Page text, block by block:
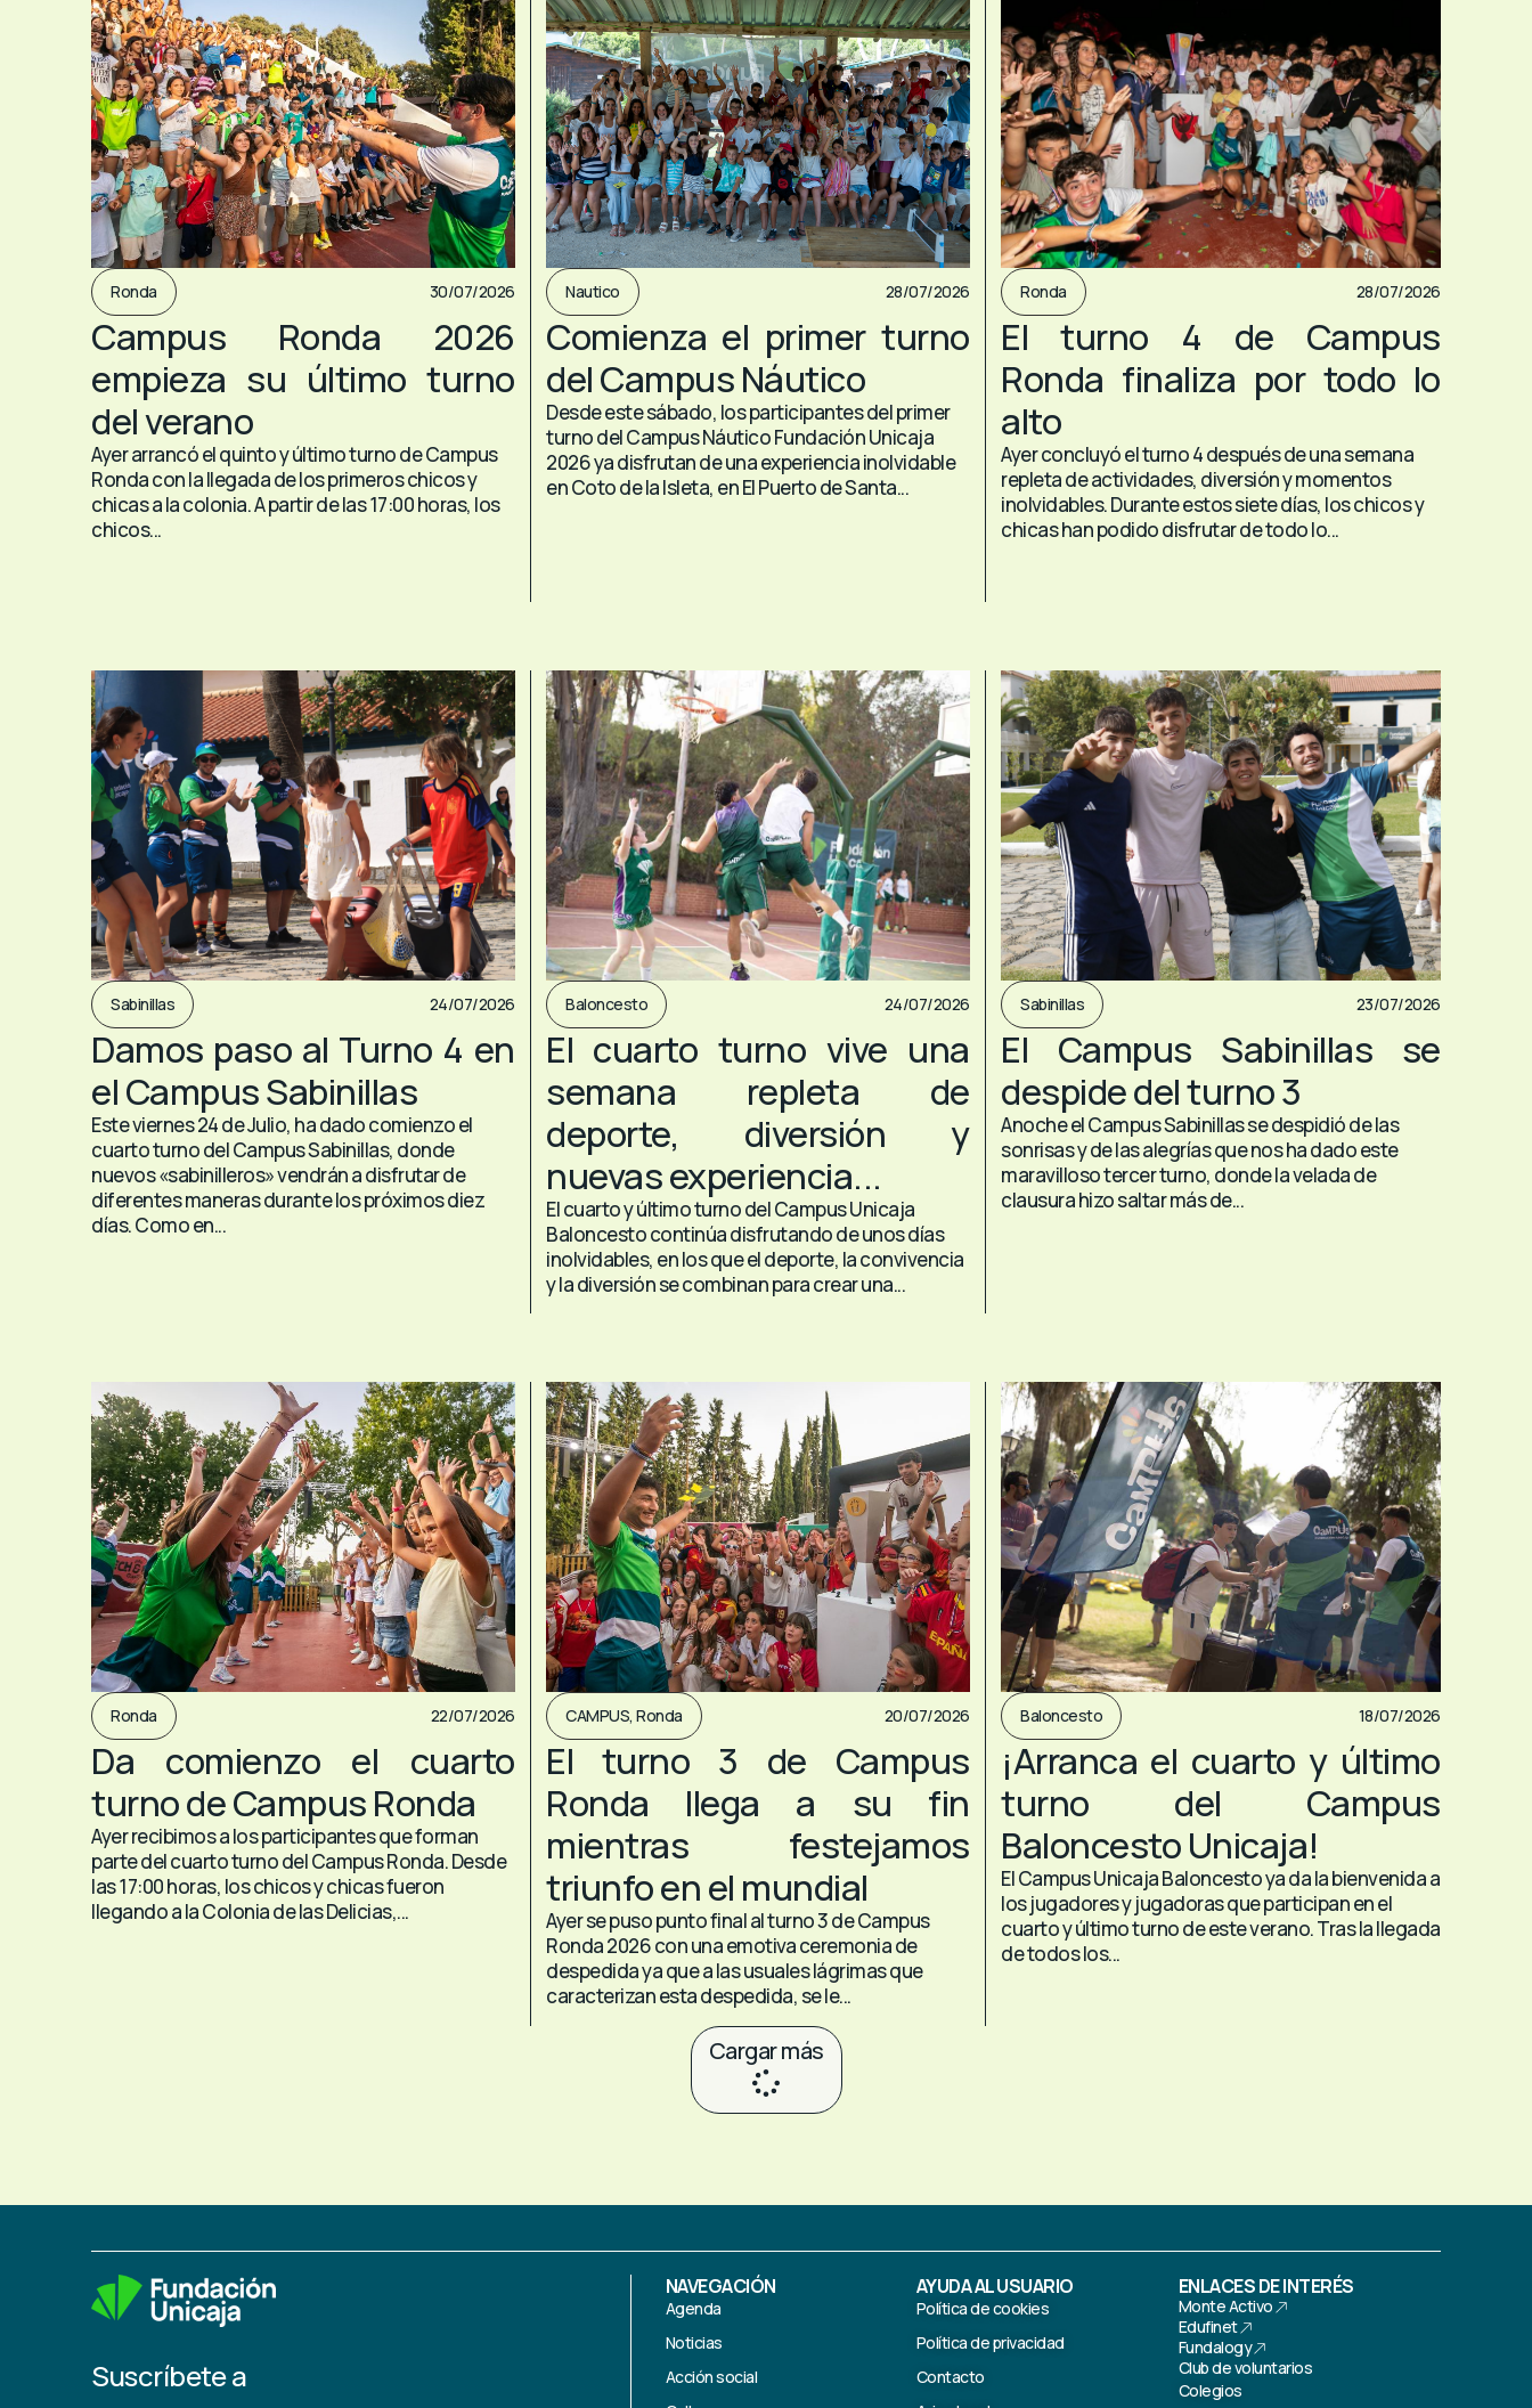
Ronda 30/07/2026
Campus Ronda 2026
empieza su último turno
del verano
Ayer arrancó el quinto y último turno de Campus
Ronda con la llegada de los primeros chicos y
chicas a la colonia. A partir de las 17:00 horas, los
chicos...
Nautico 28/07/2026
Comienza el primer turno
del Campus Náutico
Desde este sábado, los participantes del primer
turno del Campus Náutico Fundación Unicaja
2026 ya disfrutan de una experiencia inolvidable
en Coto de la Isleta, en El Puerto de Santa...
Ronda 28/07/2026
El turno 4 de Campus
Ronda finaliza por todo lo
alto
Ayer concluyó el turno 4 después de una semana
repleta de actividades, diversión y momentos
inolvidables. Durante estos siete días, los chicos y
chicas han podido disfrutar de todo lo...
Sabinillas 24/07/2026
Damos paso al Turno 4 en
el Campus Sabinillas
Este viernes 24 de Julio, ha dado comienzo el
cuarto turno del Campus Sabinillas, donde
nuevos «sabinilleros» vendrán a disfrutar de
diferentes maneras durante los próximos diez
días. Como en...
Baloncesto 24/07/2026
El cuarto turno vive una
semana repleta de
deporte, diversión y
nuevas experiencia...
El cuarto y último turno del Campus Unicaja
Baloncesto continúa disfrutando de unos días
inolvidables, en los que el deporte, la convivencia
y la diversión se combinan para crear una...
Sabinillas 23/07/2026
El Campus Sabinillas se
despide del turno 3
Anoche el Campus Sabinillas se despidió de las
sonrisas y de las alegrías que nos ha dado este
maravilloso tercer turno, donde la velada de
clausura hizo saltar más de...
Ronda 22/07/2026
Da comienzo el cuarto
turno de Campus Ronda
Ayer recibimos a los participantes que forman
parte del cuarto turno del Campus Ronda. Desde
las 17:00 horas, los chicos y chicas fueron
llegando a la Colonia de las Delicias,...
CAMPUS,Ronda 20/07/2026
El turno 3 de Campus
Ronda llega a su fin
mientras festejamos
triunfo en el mundial
Ayer se puso punto final al turno 3 de Campus
Ronda 2026 con una emotiva ceremonia de
despedida ya que a las usuales lágrimas que
caracterizan esta despedida, se le...
Baloncesto 18/07/2026
¡Arranca el cuarto y último
turno del Campus
Baloncesto Unicaja!
El Campus Unicaja Baloncesto ya da la bienvenida a
los jugadores y jugadoras que participan en el
cuarto y último turno de este verano. Tras la llegada
de todos los...
Cargar más
Suscríbete a
NAVEGACIÓN
Agenda
Noticias
Acción social
AYUDA AL USUARIO
Política de cookies
Política de privacidad
Contacto
ENLACES DE INTERÉS
Monte Activo
Edufinet
Fundalogy
Club de voluntarios
Colegios